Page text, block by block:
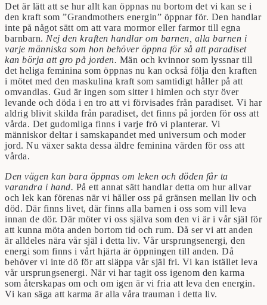
Det är lätt att se hur allt kan öppnas nu bortom det vi kan se i
den kraft som ”Grandmothers energin” öppnar för. Den handlar
inte på något sätt om att vara mormor eller farmor till egna
barnbarn. Nej den kraften handlar om barnen, alla barnen i
varje människa som hon behöver öppna för så att paradiset
kan börja att gro på jorden. Män och kvinnor som lyssnar till
det heliga feminina som öppnas nu kan också följa den kraften
i mötet med den maskulina kraft som samtidigt håller på att
omvandlas. Gud är ingen som sitter i himlen och styr över
levande och döda i en tro att vi förvisades från paradiset. Vi har
aldrig blivit skilda från paradiset, det finns på jorden för oss att
vårda. Det gudomliga finns i varje frö vi planterar. Vi
människor deltar i samskapandet med universum och moder
jord. Nu växer sakta dessa äldre feminina värden för oss att
vårda.
Den vägen kan bara öppnas om leken och döden får ta
varandra i hand. På ett annat sätt handlar detta om hur allvar
och lek kan förenas när vi håller oss på gränsen mellan liv och
död. Där finns livet, där finns alla barnen i oss som vill leva
innan de dör. Där möter vi oss själva som den vi är i vår själ för
att kunna möta anden bortom tid och rum. Då ser vi att anden
är alldeles nära vår själ i detta liv. Vår ursprungsenergi, den
energi som finns i vårt hjärta är öppningen till anden. Då
behöver vi inte dö för att släppa vår själ fri. Vi kan istället leva
vår ursprungsenergi. När vi har tagit oss igenom den karma
som återskapas om och om igen är vi fria att leva den energin.
Vi kan säga att karma är alla våra trauman i detta liv.